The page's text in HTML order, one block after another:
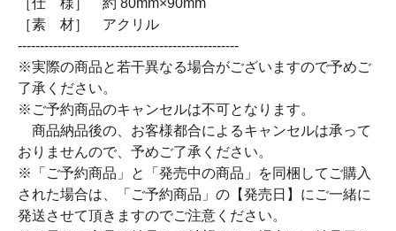
［仕 様］ 約 80mm×90mm
［素 材］ アクリル
--------------------------------------------------
※実際の商品と若干異なる場合がございますので予めご
了承ください。
※ご予約商品のキャンセルは不可となります。
商品納品後の、お客様都合によるキャンセルは承って
おりませんので、予めご了承ください。
※「ご予約商品」と「発売中の商品」を同梱してご購入
された場合は、「ご予約商品」の【発売日】にご一緒に
発送させて頂きますのでご注意ください。